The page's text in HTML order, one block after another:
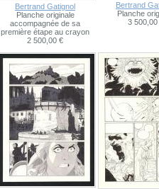
Bertrand Gatignol
Planche originale
accompagnée de sa
première étape au crayon
2 500,00 €
Bertrand
Planche
3 500,00